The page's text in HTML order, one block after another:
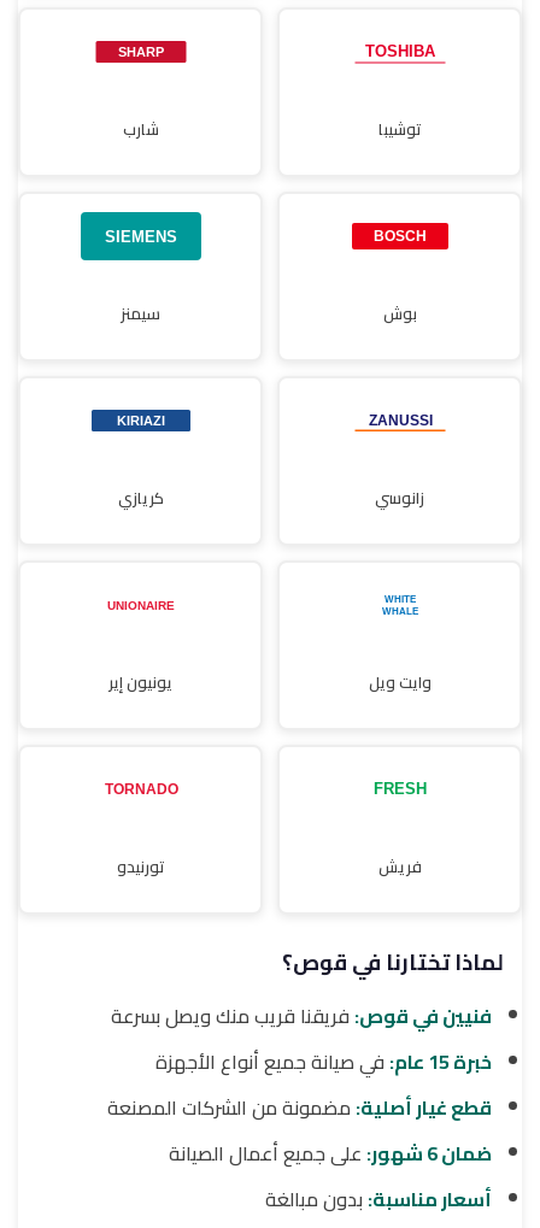
توشيبا شارب
بوش سيمنز
زانوسي كريازي
وايت ويل يونيون إير
فريش تورنيدو
لماذا تختارنا في قوص؟
فنيين في قوص: فريقنا قريب منك ويصل بسرعة
خبرة 15 عام:
في صيانة جميع أنواع الأجهزة
قطع غيار أصلية: مضمونة من الشركات المصنعة
ضمان 6 شهور:
على جميع أعمال الصيانة
أسعار مناسبة: بدون مبالغة